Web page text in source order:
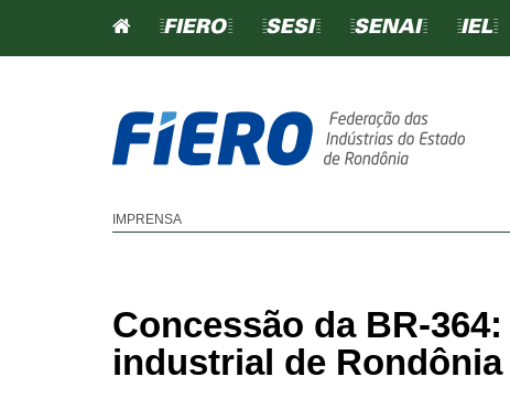
=FIERO= =SESI= =SENAI= =IEL=
TABELA DE CONTRIBUIÇÃO
SINDICAL
IMPRENSA
Concessão da BR-
industrial de Rondônia